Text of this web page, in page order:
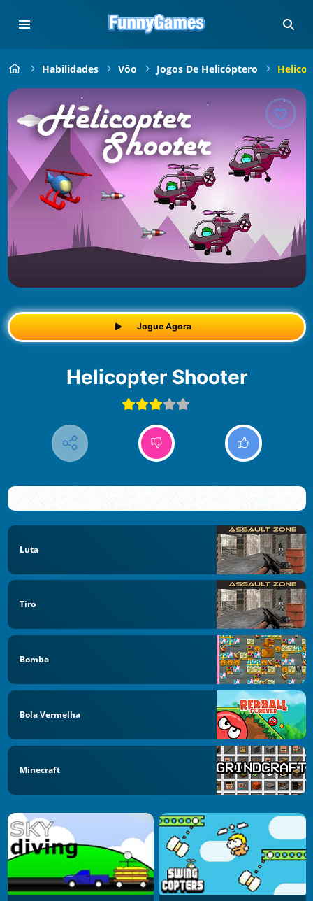
Habilidades Vôo Jogos De Helicóptero
Jogue Agora
Helicopter Shooter
Luta
Tiro
Bomba
Bola Vermelha
Minecraft